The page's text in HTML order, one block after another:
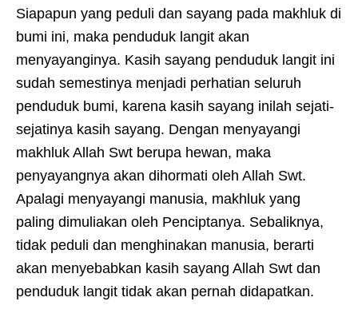
Siapapun yang peduli dan sayang pada makhluk di
bumi ini, maka penduduk langit akan
menyayanginya. Kasih sayang penduduk langit ini
sudah semestinya menjadi perhatian seluruh
penduduk bumi, karena kasih sayang inilah sejati-
sejatinya kasih sayang. Dengan menyayangi
makhluk Allah Swt berupa hewan, maka
penyayangnya akan dihormati oleh Allah Swt.
Apalagi menyayangi manusia, makhluk yang
paling dimuliakan oleh Penciptanya. Sebaliknya,
tidak peduli dan menghinakan manusia, berarti
akan menyebabkan kasih sayang Allah Swt dan
penduduk langit tidak akan pernah didapatkan.